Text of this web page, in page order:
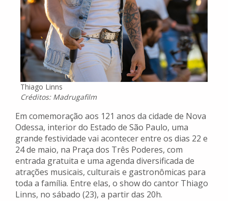
Thiago Linns
Créditos: Madrugafilm
Em comemoração aos 121 anos da cidade de Nova
Odessa, interior do Estado de São Paulo, uma
grande festividade vai acontecer entre os dias 22 e
24 de maio, na Praça dos Três Poderes, com
entrada gratuita e uma agenda diversificada de
atrações musicais, culturais e gastronômicas para
toda a família. Entre elas, o show do cantor Thiago
Linns, no sábado (23), a partir das 20h.